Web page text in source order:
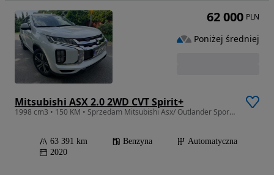
Mitsubishi ASX 2.0 2WD CVT Spirit+
1998 cm3 • 150 KM • Sprzedam Mitsubishi Asx/ Outlander Sport 2.0 benzyna + LPG Super stan
63 391 km Benzyna
Automatyczna
2020
62 000 PLN
Poniżej średniej